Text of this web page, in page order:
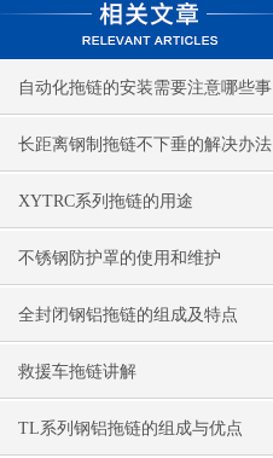
自动化拖链的安装需要注意哪些事
项？
长距离钢制拖链不下垂的解决办法
XYTRC系列拖链的用途
不锈钢防护罩的使用和维护
全封闭钢铝拖链的组成及特点
救援车拖链讲解
TL系列钢铝拖链的组成与优点